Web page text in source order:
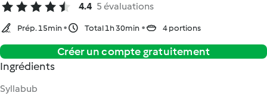
4.4 5 évaluations
Prép. 15min Total 1h 30min 4 portions
Créer un compte gratuitement
Ingrédients
Syllabub